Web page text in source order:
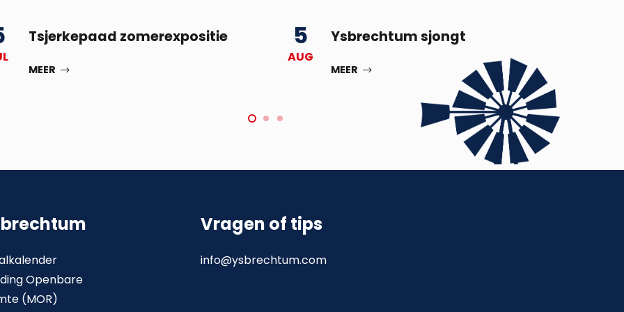
Tsjerkepaad zomerexpositie
MEER
5
AUG
Ysbrechtum sjongt
MEER
Openbare
(MOR)
Vragen of tips
info@ysbrechtum.com